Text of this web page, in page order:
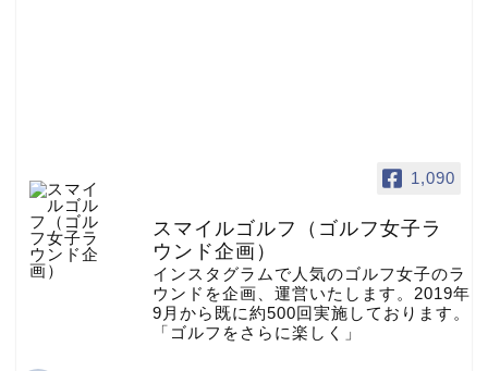
1,090
スマイルゴルフ（ゴルフ女子ラ
ウンド企画）
インスタグラムで人気のゴルフ女子のラ
ウンドを企画、運営いたします。2019年
9月から既に約500回実施しております。
「ゴルフをさらに楽しく」